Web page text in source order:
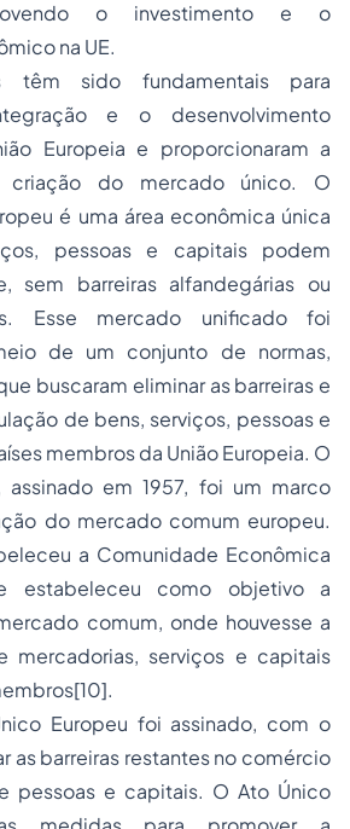
o investimento e o
na UE.
têm sido fundamentais para
e o desenvolvimento
Europeia e proporcionaram a
criação do mercado único. O
é uma área econômica única
pessoas e capitais podem
sem barreiras alfandegárias ou
Esse mercado unificado foi
de um conjunto de normas,
buscaram eliminar as barreiras e
de bens, serviços, pessoas e
membros da União Europeia. O
assinado em 1957, foi um marco
do mercado comum europeu.
a Comunidade Econômica
estabeleceu como objetivo a
comum, onde houvesse a
mercadorias, serviços e capitais
[10].
Europeu foi assinado, com o
as barreiras restantes no comércio
pessoas e capitais. O Ato Único